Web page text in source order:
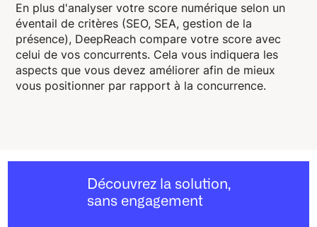
En plus d'analyser votre score numérique selon un
éventail de critères (SEO, SEA, gestion de la
présence), DeepReach compare votre score avec
celui de vos concurrents. Cela vous indiquera les
aspects que vous devez améliorer afin de mieux
vous positionner par rapport à la concurrence.
Découvrez la solution,
sans engagement